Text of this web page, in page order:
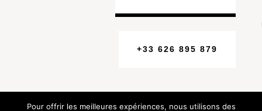
+33 626 895 879
Pour offrir les meilleures expériences, nous utilisons des